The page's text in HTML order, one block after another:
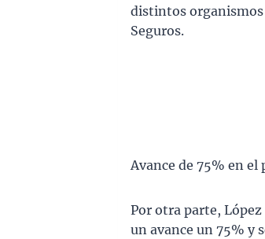
distintos organismos
Seguros.
Avance de 75% en el
Por otra parte,
un avance un 75% y